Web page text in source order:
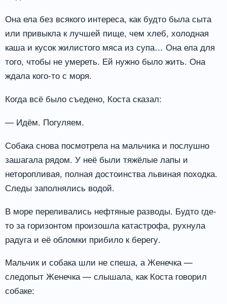
Она ела без всякого интереса, как будто была сыта
или привыкла к лучшей пище, чем хлеб, холодная
каша и кусок жилистого мяса из супа… Она ела для
того, чтобы не умереть. Ей нужно было жить. Она
ждала кого-то с моря.
Когда всё было съедено, Коста сказал:
— Идём. Погуляем.
Собака снова посмотрела на мальчика и послушно
зашагала рядом. У неё были тяжёлые лапы и
неторопливая, полная достоинства львиная походка.
Следы заполнялись водой.
В море переливались нефтяные разводы. Будто где-
то за горизонтом произошла катастрофа, рухнула
радуга и её обломки прибило к берегу.
Мальчик и собака шли не спеша, а Женечка —
следопыт Женечка — слышала, как Коста говорил
собаке: